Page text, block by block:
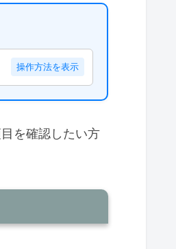
操作方法を表示
を確認したい方